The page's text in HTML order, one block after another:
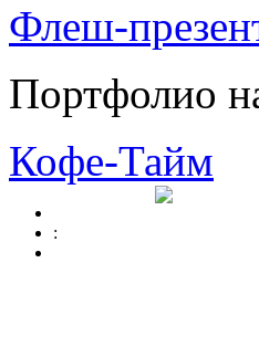
Флеш-
Портфолио
Кофе-Тайм
: